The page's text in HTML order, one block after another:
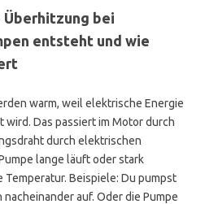
Überhitzung bei
entsteht und wie
warm, weil elektrische Energie
wird. Das passiert im Motor durch
durch elektrischen
lange läuft oder stark
Beispiele: Du pumpst
auf. Oder die Pumpe